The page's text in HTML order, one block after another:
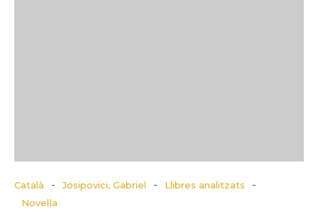
Català - Josipovici, Gabriel - Llibres analitzats -
Novel·la